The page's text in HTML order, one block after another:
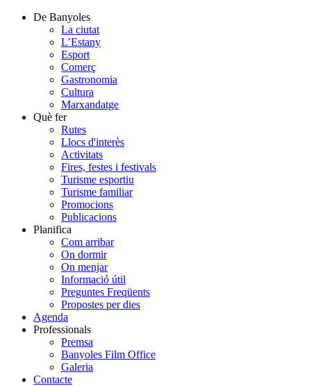
De Banyoles
La ciutat
L’Estany
Esport
Comerç
Gastronomia
Cultura
Marxandatge
Què fer
Rutes
Llocs d'interès
Activitats
Fires, festes i festivals
Turisme esportiu
Turisme familiar
Promocions
Publicacions
Planifica
Com arribar
On dormir
On menjar
Informació útil
Preguntes Freqüents
Propostes per dies
Agenda
Professionals
Premsa
Banyoles Film Office
Galeria
Contacte